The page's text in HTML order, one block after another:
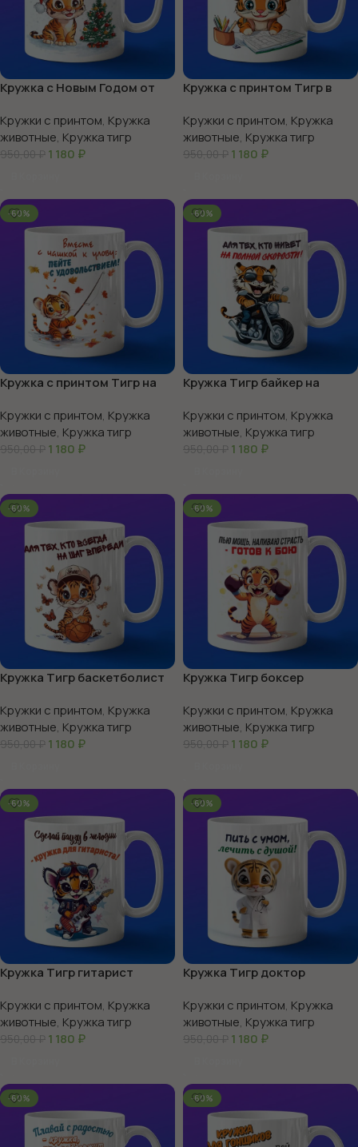
Кружка с Новым Годом от
Кружки с принтом, Кружка
животные, Кружка тигр
950,00₽ 1 180 ₽
Кружка с принтом Тигр в
Кружки с принтом, Кружка
животные, Кружка тигр
950,00₽ 1 180 ₽
-60%
Кружка с принтом Тигр на
Кружки с принтом, Кружка
животные, Кружка тигр
950,00₽ 1 180 ₽
-60%
Кружка Тигр байкер на
Кружки с принтом, Кружка
животные, Кружка тигр
950,00₽ 1 180 ₽
-60%
Кружка Тигр баскетболист
Кружки с принтом, Кружка
животные, Кружка тигр
950,00₽ 1 180 ₽
-60%
Кружка Тигр боксер
Кружки с принтом, Кружка
животные, Кружка тигр
950,00₽ 1 180 ₽
-60%
Кружка Тигр гитарист
Кружки с принтом, Кружка
животные, Кружка тигр
950,00₽ 1 180 ₽
-60%
Кружка Тигр доктор
Кружки с принтом, Кружка
животные, Кружка тигр
950,00₽ 1 180 ₽
-60% -60%